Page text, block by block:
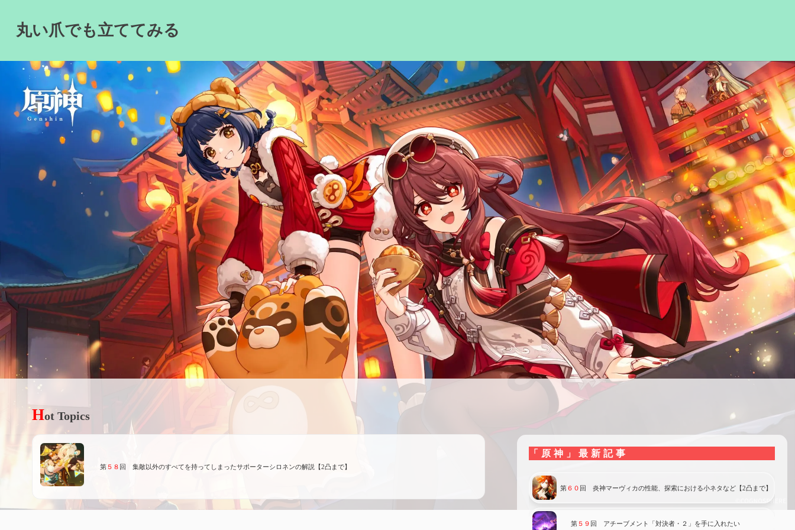
content丸い爪でも立ててみる
Hot Topics
第５８ 回 集敵以外のすべてを持ってしまったサポーターシロネンの解説【2凸まで】
「原神」最新記事
第６０ 回 炎神マーヴィカの性能、探索における小ネタなど【2凸まで】
第５９ 回 アチーブメント「対決者・２」を手に入れたい